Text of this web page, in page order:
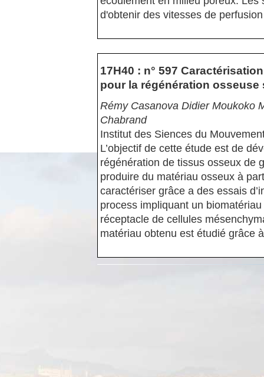
d'obtenir des vitesses de
17H40 : n° 597
pour la régénération osseuse
Rémy Casanova Didier Moukoko
Chabrand
Institut des Siences du
L’objectif de cette étude est de
régénération de tissus osseux de
produire du matériau osseux à
caractériser grâce a des essais
process impliquant un
réceptacle de cellules
matériau obtenu est étudié grâce